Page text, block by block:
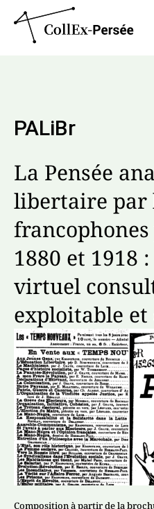
PALiBr
La Pensée
libertaire par
1880 et 1918
virtuel
exploitable
Composition à partir de la